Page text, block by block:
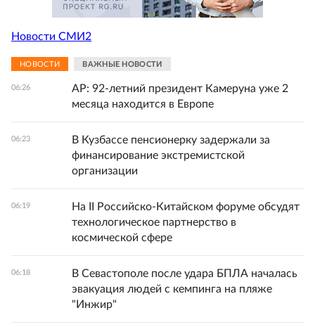
Новости СМИ2
НОВОСТИ ВАЖНЫЕ НОВОСТИ
06:26
AP: 92-летний президент Камеруна уже 2
месяца находится в Европе
06:23
В Кузбассе пенсионерку задержали за
финансирование экстремистской
организации
06:19
На II Российско-Китайском форуме обсудят
технологическое партнерство в
космической сфере
06:18
В Севастополе после удара БПЛА началась
эвакуация людей с кемпинга на пляже
"Инжир"